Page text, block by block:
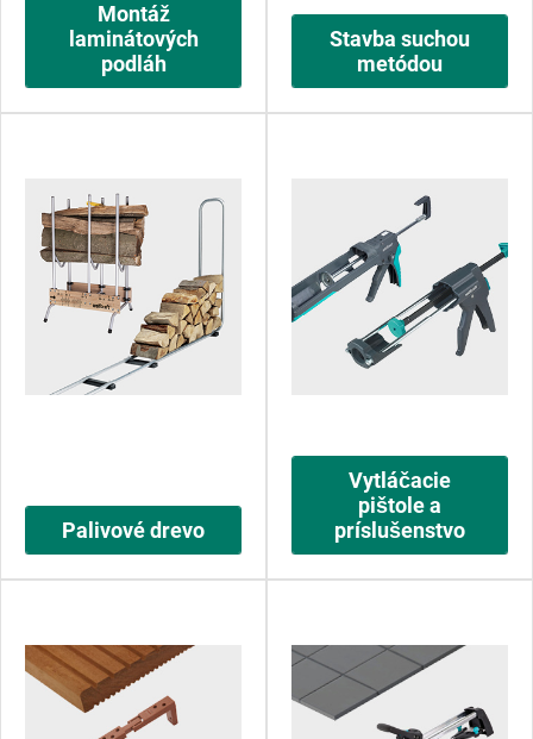
Montáž
laminátových
podláh
Stavba suchou
metódou
Palivové drevo
Vytláčacie
pištole a
príslušenstvo